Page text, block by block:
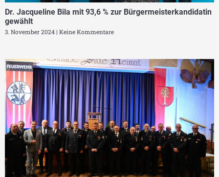
Dr. Jacqueline Bila mit 93,6 % zur Bürgermeisterkandidatin
gewählt
3. November 2024 Keine Kommentare